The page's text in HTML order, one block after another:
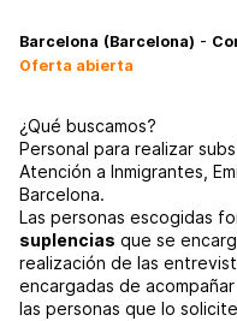
Barcelona (Barcelona) -
Oferta abierta
¿Qué buscamos?
Personal para realizar
Atención a Inmigrantes,
Barcelona.
Las personas escogidas
suplencias que se
realización de las
encargadas de
las personas que lo